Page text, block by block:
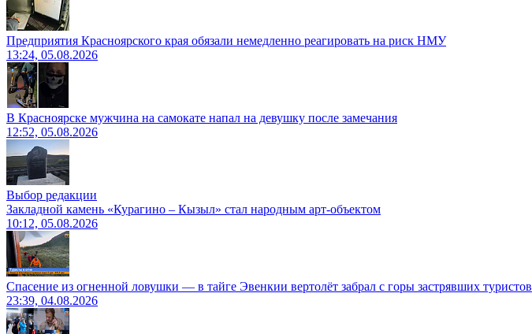
Предприятия Красноярского края обязали немедленно реагировать на риск НМУ
13:24, 05.08.2026
В Красноярске мужчина на самокате напал на девушку после замечания
12:52, 05.08.2026
Выбор редакции
Закладной камень «Курагино – Кызыл» стал народным арт-объектом
10:12, 05.08.2026
Спасение из огненной ловушки — в тайге Эвенкии вертолёт забрал с горы застрявших туристов
23:39, 04.08.2026